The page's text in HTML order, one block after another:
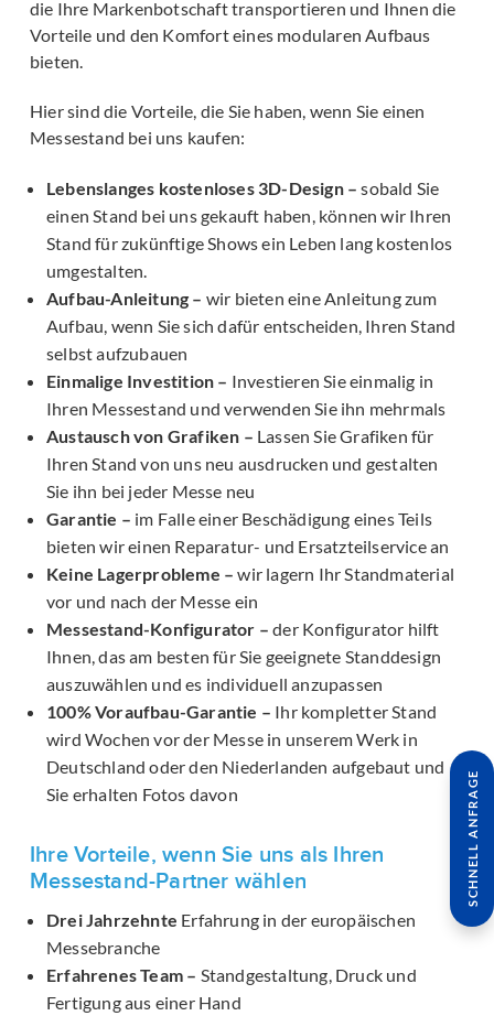
die Ihre Markenbotschaft transportieren und Ihnen die
Vorteile und den Komfort eines modularen Aufbaus
bieten.
Hier sind die Vorteile, die Sie haben, wenn Sie einen
Messestand bei uns kaufen:
Lebenslanges kostenloses 3D-Design – sobald Sie
einen Stand bei uns gekauft haben, können wir Ihren
Stand für zukünftige Shows ein Leben lang kostenlos
umgestalten.
Aufbau-Anleitung – wir bieten eine Anleitung zum
Aufbau, wenn Sie sich dafür entscheiden, Ihren Stand
selbst aufzubauen
Einmalige Investition – Investieren Sie einmalig in
Ihren Messestand und verwenden Sie ihn mehrmals
Austausch von Grafiken – Lassen Sie Grafiken für
Ihren Stand von uns neu ausdrucken und gestalten
Sie ihn bei jeder Messe neu
Garantie – im Falle einer Beschädigung eines Teils
bieten wir einen Reparatur- und Ersatzteilservice an
Keine Lagerprobleme – wir lagern Ihr Standmaterial
vor und nach der Messe ein
Messestand-Konfigurator – der Konfigurator hilft
Ihnen, das am besten für Sie geeignete Standdesign
auszuwählen und es individuell anzupassen
100% Voraufbau-Garantie – Ihr kompletter Stand
wird Wochen vor der Messe in unserem Werk in
Deutschland oder den Niederlanden aufgebaut und
Sie erhalten Fotos davon
Ihre Vorteile, wenn Sie uns als Ihren
Messestand-Partner wählen
Drei Jahrzehnte Erfahrung in der europäischen
Messebranche
Erfahrenes Team – Standgestaltung, Druck und
Fertigung aus einer Hand
SCHNELL ANFRAGE